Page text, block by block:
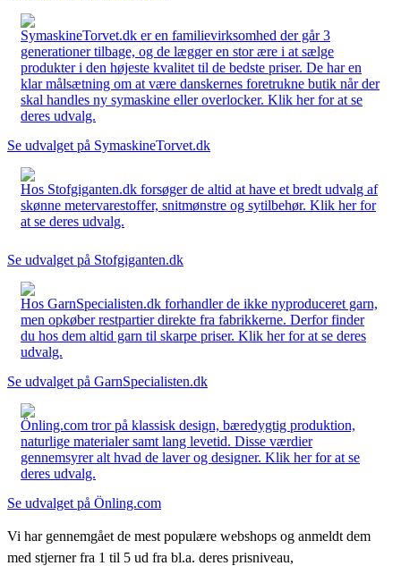
SymaskineTorvet.dk er en familievirksomhed der går 3
generationer tilbage, og de lægger en stor ære i at sælge
produkter i den højeste kvalitet til de bedste priser. De har en
klar målsætning om at være danskernes foretrukne butik når der
skal handles ny symaskine eller overlocker. Klik her for at se
deres udvalg.
Se udvalget på SymaskineTorvet.dk
Hos Stofgiganten.dk forsøger de altid at have et bredt udvalg af
skønne metervarestoffer, snitmønstre og sytilbehør. Klik her for
at se deres udvalg.
Se udvalget på Stofgiganten.dk
Hos GarnSpecialisten.dk forhandler de ikke nyproduceret garn,
men opkøber restpartier direkte fra fabrikkerne. Derfor finder
du hos dem altid garn til skarpe priser. Klik her for at se deres
udvalg.
Se udvalget på GarnSpecialisten.dk
Önling.com tror på klassisk design, bæredygtig produktion,
naturlige materialer samt lang levetid. Disse værdier
gennemsyrer alt hvad de laver og designer. Klik her for at se
deres udvalg.
Se udvalget på Önling.com
Vi har gennemgået de mest populære webshops og anmeldt dem
med stjerner fra 1 til 5 ud fra bl.a. deres prisniveau,